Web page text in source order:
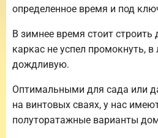
определенное время и под
В зимнее время стоит
каркас не успел промокнуть, в
дождливую.
Оптимальными для сада или
на винтовых сваях, у нас
полуторатажные варианты